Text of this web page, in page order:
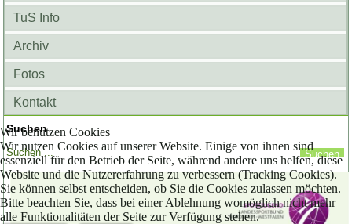
TuS Info
Archiv
Fotos
Kontakt
Suchen
Wir benutzen Cookies
Wir nutzen Cookies auf unserer Website. Einige von ihnen sind
essenziell für den Betrieb der Seite, während andere uns helfen, diese
Website und die Nutzererfahrung zu verbessern (Tracking Cookies).
Sie können selbst entscheiden, ob Sie die Cookies zulassen möchten.
Bitte beachten Sie, dass bei einer Ablehnung womöglich nicht mehr
alle Funktionalitäten der Seite zur Verfügung stehen.